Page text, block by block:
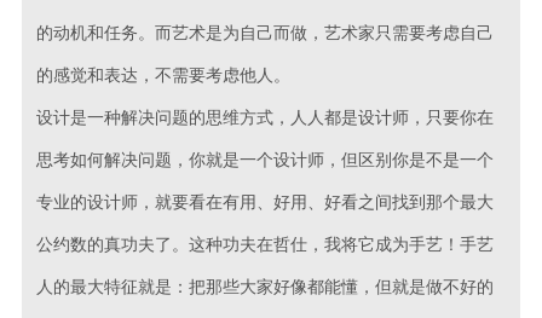
的动机和任务。而艺术是为自己而做，艺术家只需要考虑自己
的感觉和表达，不需要考虑他人。
设计是一种解决问题的思维方式，人人都是设计师，只要你在
思考如何解决问题，你就是一个设计师，但区别你是不是一个
专业的设计师，就要看在有用、好用、好看之间找到那个最大
公约数的真功夫了。这种功夫在哲仕，我将它成为手艺！手艺
人的最大特征就是：把那些大家好像都能懂，但就是做不好的